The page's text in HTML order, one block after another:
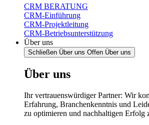
CRM BERATUNG
CRM-Einführung
CRM-Projektleitung
CRM-Betriebsunterstützung
Über uns
Schließen Über uns Offen Über uns
Über uns
Ihr vertrauenswürdiger Partner: Wir
Erfahrung, Branchenkenntnis und
zu optimieren und nachhaltigen Erfolg